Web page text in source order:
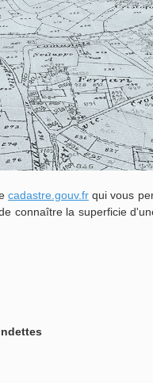
cadastre.gouv.frqui vous
connaître la superficie